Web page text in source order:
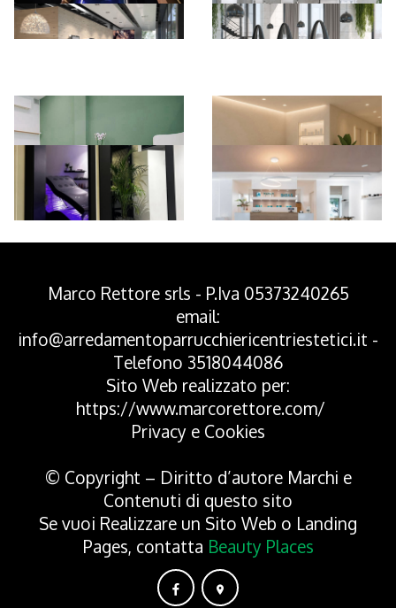
Marco Rettore srls - P.Iva 05373240265
email:
info@arredamentoparrucchiericentriestetici.it -
Telefono 3518044086
Sito Web realizzato per:
https://www.marcorettore.com/
Privacy e Cookies
© Copyright – Diritto d’autore Marchi e
Contenuti di questo sito
Se vuoi Realizzare un Sito Web o Landing
Pages, contatta Beauty Places